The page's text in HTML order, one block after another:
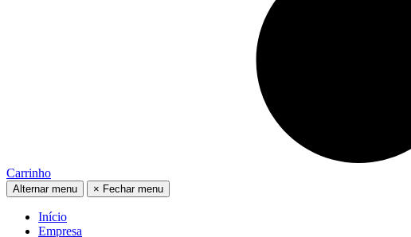
Carrinho
Alternar menu × Fechar menu
Início
Empresa